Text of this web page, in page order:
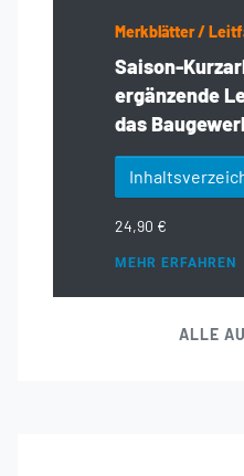
Merkblätter /
Saison-
ergänzende
das
24,90 €
MEHR ERFAHREN
ALLE